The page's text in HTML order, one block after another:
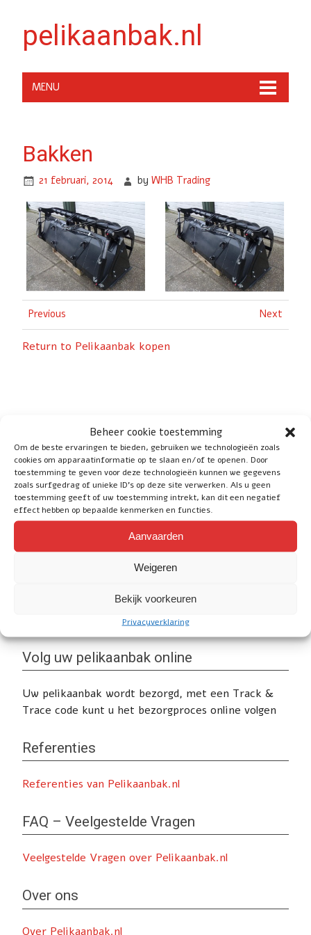
Beheer cookie toestemming
Om de beste ervaringen te bieden, gebruiken we technologieën zoals
cookies om apparaatinformatie op te slaan en/of te openen. Door
toestemming te geven voor deze technologieën kunnen we gegevens
zoals surfgedrag of unieke ID's op deze site verwerken. Als u geen
toestemming geeft of uw toestemming intrekt, kan dit een negatief
effect hebben op bepaalde kenmerken en functies.
Aanvaarden
Weigeren
Bekijk voorkeuren
Privacyverklaring
pelikaanbak.nl
MENU
Bakken
21 februari, 2014 byWHB Trading
Previous Next
Return to Pelikaanbak kopen
Service
E-mail: info@whb-trading.nl
Telefoon / WhatsApp: 06-83811670
Volg uw pelikaanbak online
Uw pelikaanbak wordt bezorgd, met een Track &
Trace code kunt u het bezorgproces online volgen
Referenties
Referenties van Pelikaanbak.nl
FAQ – Veelgestelde Vragen
Veelgestelde Vragen over Pelikaanbak.nl
Over ons
Over Pelikaanbak.nl